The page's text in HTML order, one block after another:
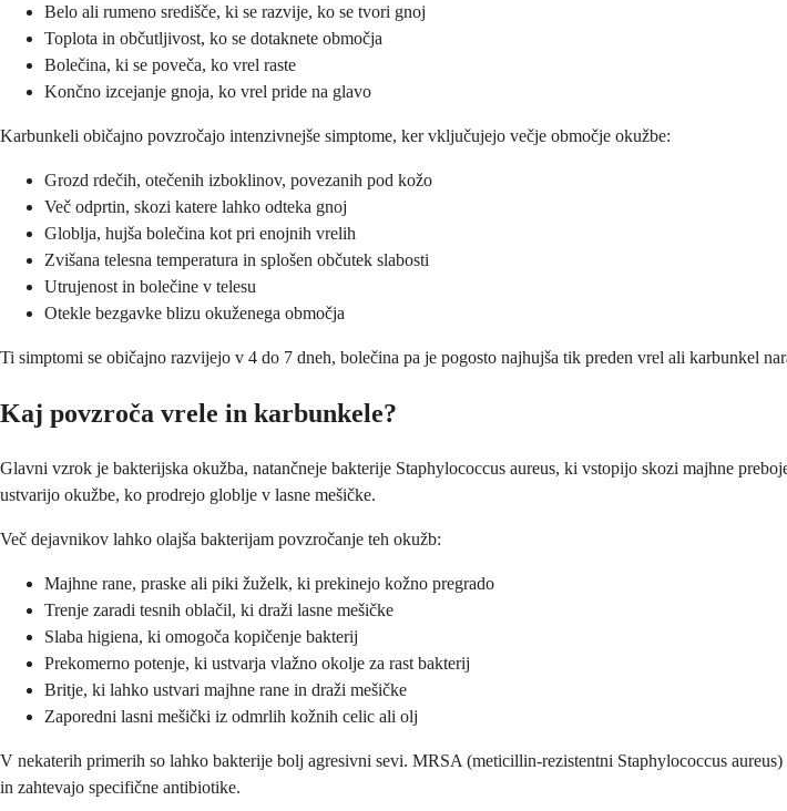
Belo ali rumeno središče, ki se razvije, ko se tvori gnoj
Toplota in občutljivost, ko se dotaknete območja
Bolečina, ki se poveča, ko vrel raste
Končno izcejanje gnoja, ko vrel pride na glavo
Karbunkeli običajno povzročajo intenzivnejše simptome, ker vključujejo večje območje okužbe:
Grozd rdečih, otečenih izboklinov, povezanih pod kožo
Več odprtin, skozi katere lahko odteka gnoj
Globlja, hujša bolečina kot pri enojnih vrelih
Zvišana telesna temperatura in splošen občutek slabosti
Utrujenost in bolečine v telesu
Otekle bezgavke blizu okuženega območja
Ti simptomi se običajno razvijejo v 4 do 7 dneh, bolečina pa je pogosto najhujša tik preden vrel ali karbunkel
Kaj povzroča vrele in karbunkele?
Glavni vzrok je bakterijska okužba, natančneje bakterije Staphylococcus aureus, ki vstopijo skozi majhne
ustvarijo okužbe, ko prodrejo globlje v lasne mešičke.
Več dejavnikov lahko olajša bakterijam povzročanje teh okužb:
Majhne rane, praske ali piki žuželk, ki prekinejo kožno pregrado
Trenje zaradi tesnih oblačil, ki draži lasne mešičke
Slaba higiena, ki omogoča kopičenje bakterij
Prekomerno potenje, ki ustvarja vlažno okolje za rast bakterij
Britje, ki lahko ustvari majhne rane in draži mešičke
Zaporedni lasni mešički iz odmrlih kožnih celic ali olj
V nekaterih primerih so lahko bakterije bolj agresivni sevi. MRSA (meticillin-rezistentni Staphylococcus
in zahtevajo specifične antibiotike.